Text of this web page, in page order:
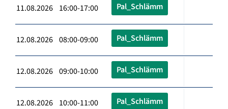
11.08.2026 16:00-17:00 Pal_Schlämm
12.08.2026 08:00-09:00 Pal_Schlämm
12.08.2026 09:00-10:00 Pal_Schlämm
12.08.2026 10:00-11:00 Pal_Schlämm